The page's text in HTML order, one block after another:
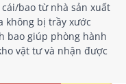
bao từ nhà sản xuất
không bị trầy xước
bao giúp phòng hành
vật tư và nhận được